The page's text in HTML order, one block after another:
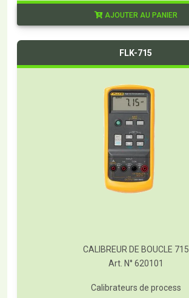
AJOUTER AU PANIER
FLK-715
CALIBREUR DE BOUCLE 715
Art. N° 620101
Calibrateurs de process